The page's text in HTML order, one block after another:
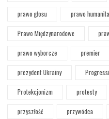
prawo głosu
prawo
Prawo Międzynarodowe
prawo wyborcze
premier
prezydent Ukrainy
Protekcjonizm
protesty
przyszłość
przywódca